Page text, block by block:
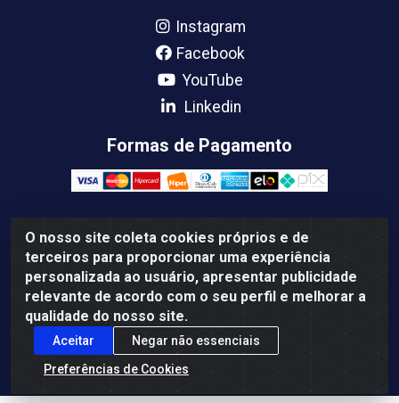
O nosso site coleta cookies próprios e de
terceiros para proporcionar uma experiência
personalizada ao usuário, apresentar publicidade
relevante de acordo com o seu perfil e melhorar a
qualidade do nosso site.
Aceitar
Negar não essenciais
Preferências de Cookies
Instagram
Facebook
YouTube
Linkedin
Formas de Pagamento
Femabra Comercio de Ferramentas e Maquinas LTDA -
07.772.337/0001-66 - BR 316 Km 08 Rua Joao Canuto,
195 - Centro, Ananindeua/PA - CEP: 67030-130